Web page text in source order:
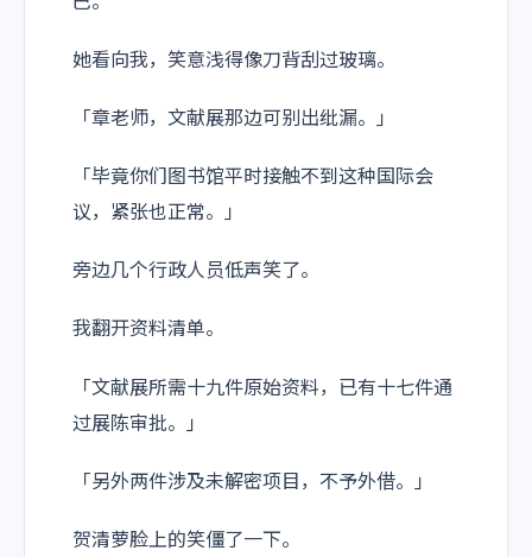
她看向我，笑意浅得像刀背刮过玻璃。
「章老师，文献展那边可别出纰漏。」
「毕竟你们图书馆平时接触不到这种国际会
议，紧张也正常。」
旁边几个行政人员低声笑了。
我翻开资料清单。
「文献展所需十九件原始资料，已有十七件通
过展陈审批。」
「另外两件涉及未解密项目，不予外借。」
贺清萝脸上的笑僵了一下。